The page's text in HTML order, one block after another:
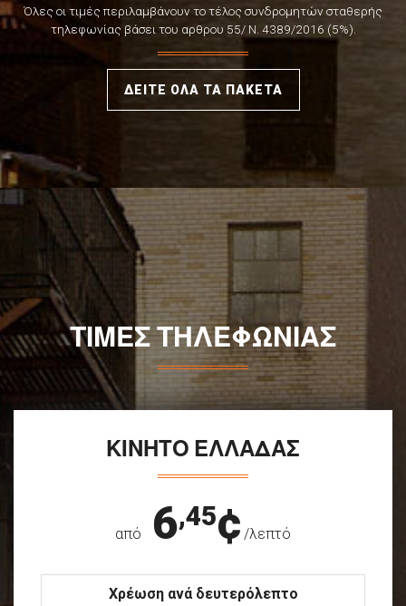
Όλες οι τιμές περιλαμβάνουν το τέλος συνδρομητών σταθερής
τηλεφωνίας βάσει του αρθρου 55/ Ν. 4389/2016 (5%).
ΔΕΙΤΕ ΟΛΑ ΤΑ ΠΑΚΕΤΑ
ΤΙΜΕΣ ΤΗΛΕΦΩΝΙΑΣ
ΚΙΝΗΤΟ ΕΛΛΑΔΑΣ
από 6,45¢ /λεπτό
Χρέωση ανά δευτερόλεπτο